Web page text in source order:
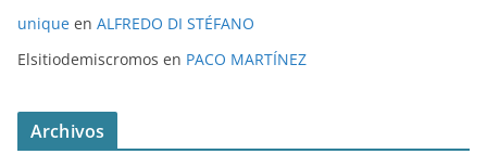
unique en ALFREDO DI STÉFANO
Elsitiodemiscromos en PACO MARTÍNEZ
Archivos